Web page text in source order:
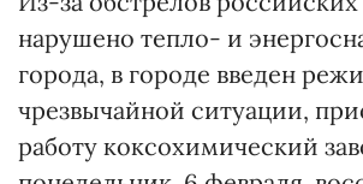
нарушено тепло- и
города, в городе введен
чрезвычайной ситуации,
работу коксохимический